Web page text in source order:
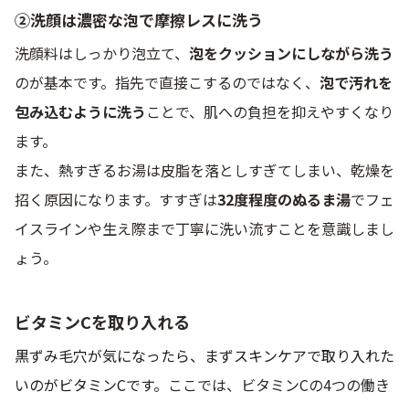
②洗顔は濃密な泡で摩擦レスに洗う
洗顔料はしっかり泡立て、 泡をクッションにしながら洗う
のが基本です。指先で直接こするのではなく、 泡で汚れを
包み込むように洗う ことで、肌への負担を抑えやすくなり
ます。
また、熱すぎるお湯は皮脂を落としすぎてしまい、乾燥を
招く原因になります。すすぎは32度程度のぬるま湯でフェ
イスラインや生え際まで丁寧に洗い流すことを意識しまし
ょう。
ビタミンCを取り入れる
黒ずみ毛穴が気になったら、まずスキンケアで取り入れた
いのがビタミンCです。 ここでは、ビタミンCの4つの働き